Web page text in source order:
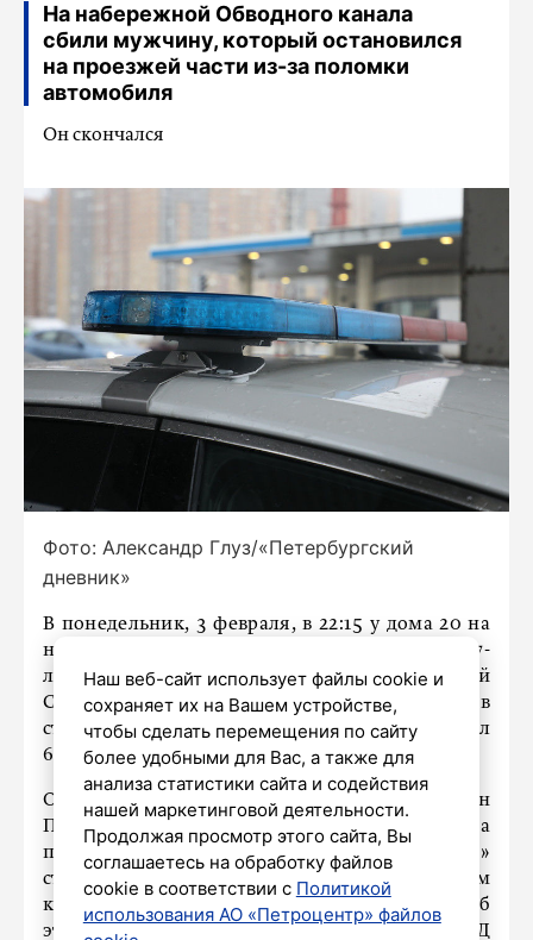
На набережной Обводного канала
сбили мужчину, который остановился
на проезжей части из-за поломки
автомобиля
Он скончался
Фото: Александр Глуз/«Петербургский
дневник»
В понедельник, 3 февраля, в 22:15 у дома 20 на
набережной Обводного канала в Петербурге 27-
летний водитель автомобиля «Хёндай
Солярис», двигавшийся по третьей полосе в
сторону проспекта Обуховской Обороны, сбил
62-летнего мужчину.
Он вышел из своего автомобиля «Фольксваген
Пассат», который был припаркован из-за
поломки. После наезда на него «Хёндай»
столкнулся с автомобилем БМВ Х6, за рулем
которого находился 57-летний водитель. Об
этом сообщили в телеграм-канале ГУ МВД
Наш веб-сайт использует файлы cookie и
сохраняет их на Вашем устройстве,
чтобы сделать перемещения по сайту
более удобными для Вас, а также для
анализа статистики сайта и содействия
нашей маркетинговой деятельности.
Продолжая просмотр этого сайта, Вы
соглашаетесь на обработку файлов
cookie в соответствии с Политикой
использования АО «Петроцентр» файлов